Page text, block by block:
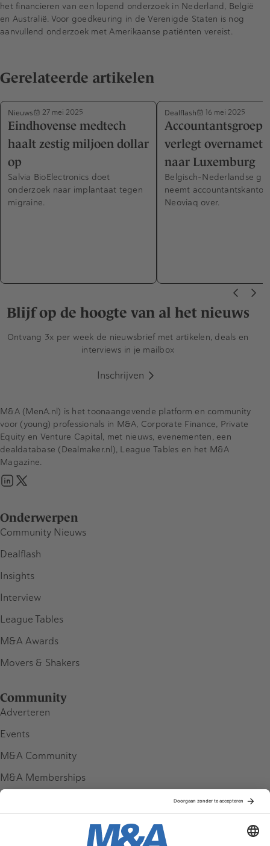
het financieren van een lopend onderzoek in Nederland, België
en Australië. Voor goedkeuring in de Verenigde Staten is nog
aanvullend onderzoek met Amerikaanse patiënten vereist.
Gerelateerde artikelen
Nieuws 27 mei 2025
Eindhovense medtech
haalt zestig miljoen dollar
op
Salvia BioElectronics doet
onderzoek naar implantaat tegen
migraine.
Dealflash 16 mei 2025
Accountantsgroep
verlegt
naar Luxemburg
Belgisch-Nederlandse
neemt
Neoviaq over.
Blijf op de hoogte van al het nieuws
Ontvang 3x per week de nieuwsbrief met artikelen, deals en
interviews in je mailbox
Inschrijven
Onderwerpen
Community Nieuws
Dealflash
Insights
Interview
League Tables
M&A Awards
Movers & Shakers
Community
Adverteren
Events
M&A Community
M&A Memberships
M&A (MenA.nl) is het toonaangevende platform en community
voor (young) professionals in M&A, Corporate Finance, Private
Equity en Venture Capital, met nieuws, evenementen, een
dealdatabase (Dealmaker.nl), League Tables en het M&A
Magazine.